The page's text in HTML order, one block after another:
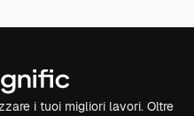
i tuoi migliori lavori. Oltre